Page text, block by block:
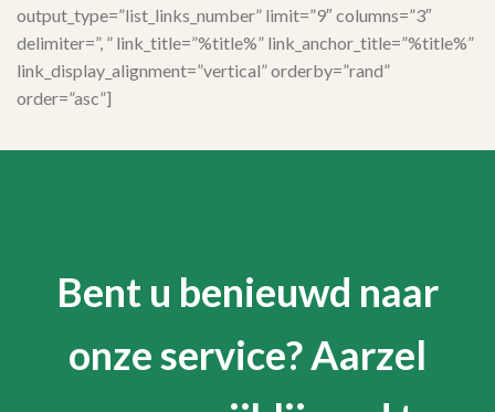
output_type=”list_links_number” limit=”9″ columns=”3″
delimiter=”, ” link_title=”%title%” link_anchor_title=”%title%”
link_display_alignment=”vertical” orderby=”rand”
order=”asc”]
Bent u benieuwd naar
onze service? Aarzel